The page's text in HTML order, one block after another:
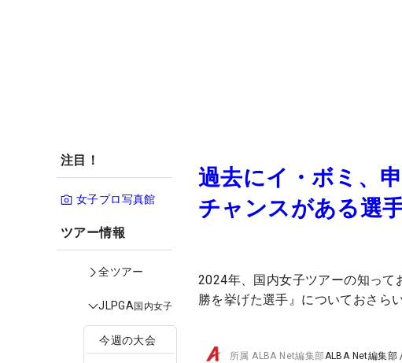
注目！
女子プロ写真館
ツアー情報
全ツアー
JLPGA国内女子
今週の大会
過去にイ・ボミ、
チャンスがある選
2024年、国内女子ツアーの知って
勝を挙げた選手』についておさらい
所属ALBA Net編集部ALBA Net編集部